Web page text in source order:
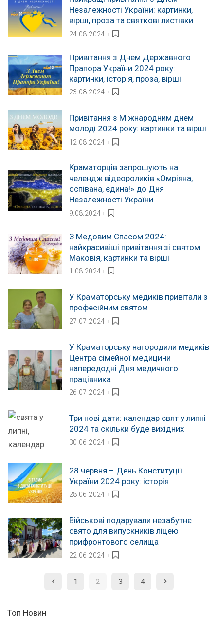
Незалежності України: картинки,
вірші, проза та святкові листівки
24.08.2024
Привітання з Днем Державного
Прапора України 2024 року:
картинки, історія, проза, вірші
23.08.2024
Привітання з Міжнародним днем
молоді 2024 року: картинки та вірші
12.08.2024
Краматорців запрошують на
челендж відеороликів «Омріяна,
оспівана, єдина!» до Дня
Незалежності України
9.08.2024
З Медовим Спасом 2024:
найкрасивіші привітання зі святом
Маковія, картинки та вірші
1.08.2024
У Краматорську медиків привітали з
професійним святом
27.07.2024
У Краматорську нагородили медиків
Центра сімейної медицини
напередодні Дня медичного
працівника
26.07.2024
Три нові дати: календар свят у липні
2024 та скільки буде вихідних
30.06.2024
28 червня – День Конституції
України 2024 року: історія
28.06.2024
Військові подарували незабутнє
свято для випускників ліцею
прифронтового селища
22.06.2024
1 2 3 4
Топ Новин